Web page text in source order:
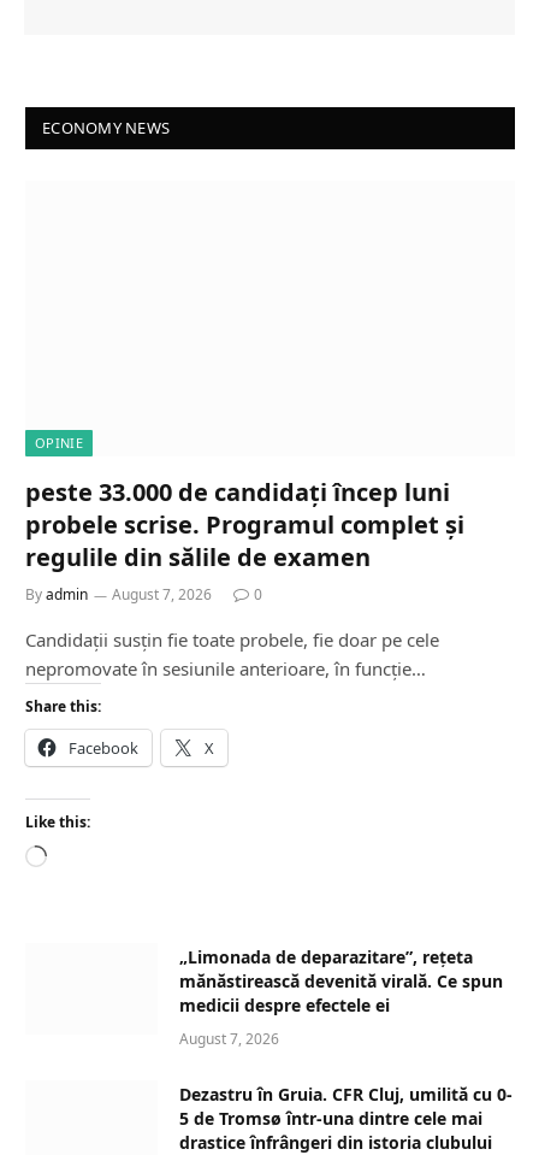
ECONOMY NEWS
OPINIE
peste 33.000 de candidați încep luni
probele scrise. Programul complet și
regulile din sălile de examen
Byadmin August 7, 2026 0
Candidații susțin fie toate probele, fie doar pe cele
nepromovate în sesiunile anterioare, în funcție…
Share this:
Facebook X
Like this:
L
„Limonada de deparazitare”, rețeta
mănăstirească devenită virală. Ce spun
medicii despre efectele ei
August 7, 2026
Dezastru în Gruia. CFR Cluj, umilită cu 0-
5 de Tromsø într-una dintre cele mai
drastice înfrângeri din istoria clubului